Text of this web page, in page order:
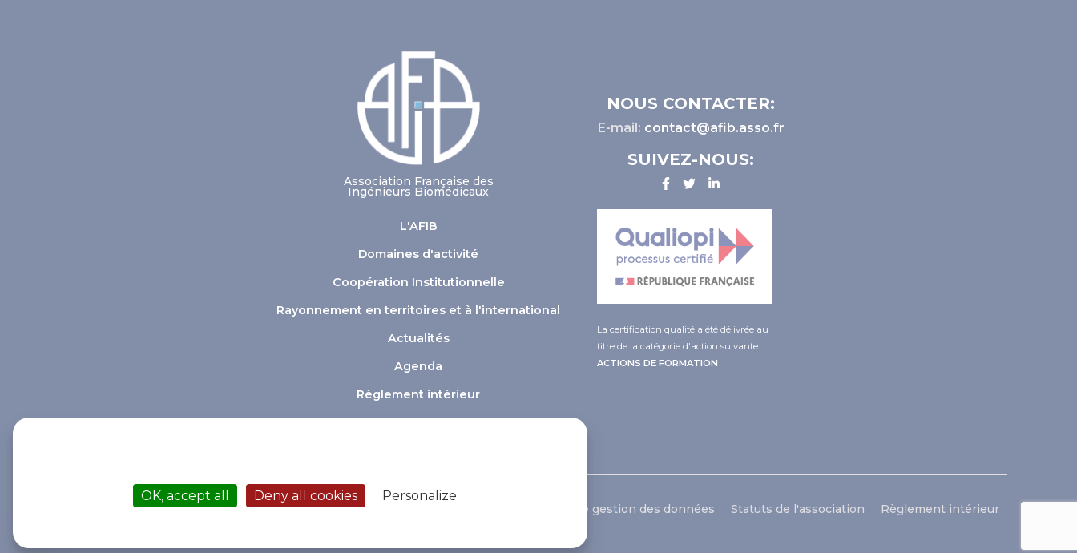
Association Française des
Ingénieurs Biomédicaux
L'AFIB
Domaines d'activité
Coopération Institutionnelle
Rayonnement en territoires et à l'international
Actualités
Agenda
Règlement intérieur
NOUS CONTACTER:
E-mail: contact@afib.asso.fr
SUIVEZ-NOUS:
La certification qualité a été délivrée au
titre de la catégorie d'action suivante :
ACTIONS DE FORMATION
© 2021 Afib Contact Mentions légales Politique de gestion des données Statuts de l'association Règlement intérieur
OK, accept all Deny all cookies Personalize